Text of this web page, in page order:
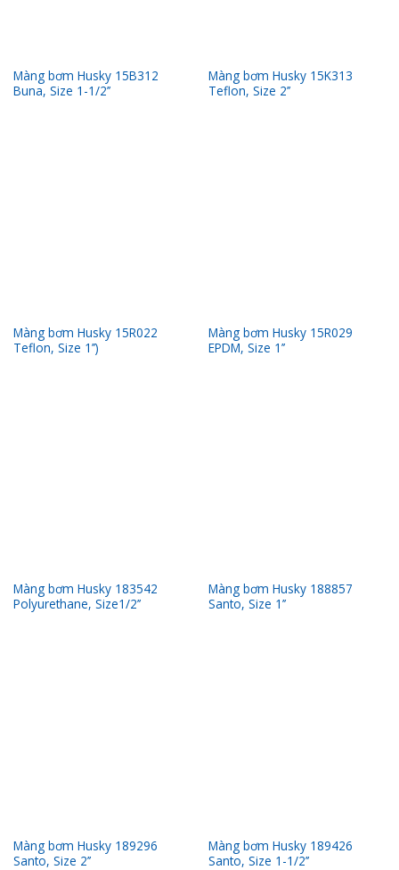
Màng bơm Husky 15B312
Buna, Size 1-1/2’’
Màng bơm Husky 15K313
Teflon, Size 2’’
Màng bơm Husky 15R022
Teflon, Size 1’’)
Màng bơm Husky 15R029
EPDM, Size 1’’
Màng bơm Husky 183542
Polyurethane, Size1/2’’
Màng bơm Husky 188857
Santo, Size 1’’
Màng bơm Husky 189296
Santo, Size 2’’
Màng bơm Husky 189426
Santo, Size 1-1/2’’